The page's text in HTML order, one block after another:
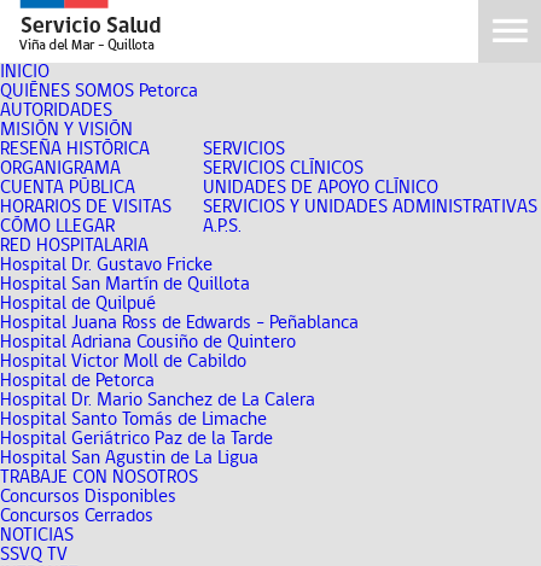
INICIO
QUIÉNES SOMOS Petorca
AUTORIDADES
MISIÓN Y VISIÓN
RESEÑA HISTÓRICA
ORGANIGRAMA
CUENTA PÚBLICA
HORARIOS DE VISITAS
CÓMO LLEGAR
SERVICIOS
SERVICIOS CLÍNICOS
UNIDADES DE APOYO CLÍNICO
SERVICIOS Y UNIDADES ADMINISTRATIVAS
A.P.S.
RED HOSPITALARIA
Hospital Dr. Gustavo Fricke
Hospital San Martín de Quillota
Hospital de Quilpué
Hospital Juana Ross de Edwards - Peñablanca
Hospital Adriana Cousiño de Quintero
Hospital Victor Moll de Cabildo
Hospital de Petorca
Hospital Dr. Mario Sanchez de La Calera
Hospital Santo Tomás de Limache
Hospital Geriátrico Paz de la Tarde
Hospital San Agustin de La Ligua
TRABAJE CON NOSOTROS
Concursos Disponibles
Concursos Cerrados
NOTICIAS
SSVQ TV